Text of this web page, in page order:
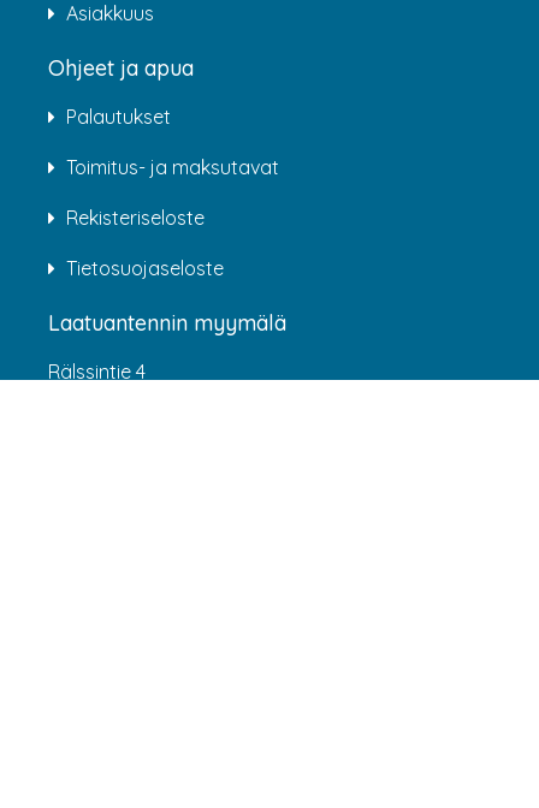
Asiakkuus
Ohjeet ja apua
Palautukset
Toimitus- ja maksutavat
Rekisteriseloste
Tietosuojaseloste
Laatuantennin myymälä
Rälssintie 4